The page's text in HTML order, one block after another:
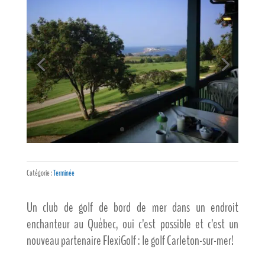
Catégorie :Terminée
Un club de golf de bord de mer dans un endroit
enchanteur au Québec, oui c’est possible et c’est un
nouveau partenaire FlexiGolf : le golf Carleton-sur-mer!